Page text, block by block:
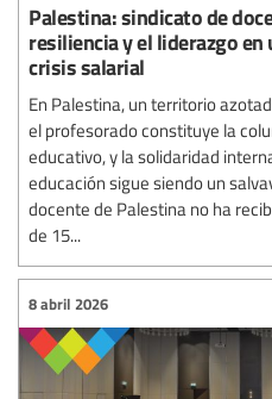
Palestina: sindicato de
resiliencia y el liderazgo
crisis salarial
En Palestina, un territorio
el profesorado constituye la
educativo, y la solidaridad
educación sigue siendo un
docente de Palestina no ha
de 15...
8 abril 2026